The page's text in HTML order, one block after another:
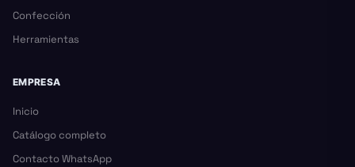
Confección
Herramientas
EMPRESA
Inicio
Catálogo completo
Contacto WhatsApp